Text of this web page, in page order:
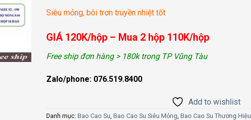
Siêu mỏng, bôi trơn truyền nhiệt tốt
GIÁ 120K/hộp – Mua 2 hộp 110K/hộp
Free ship đơn hàng > 180k trong TP Vũng Tàu
Zalo/phone: 076.519.8400
Add to wishlist
Danh mục: Bao Cao Su Bao Cao Su Siêu Mỏng Bao Cao Su Thương Hiệu